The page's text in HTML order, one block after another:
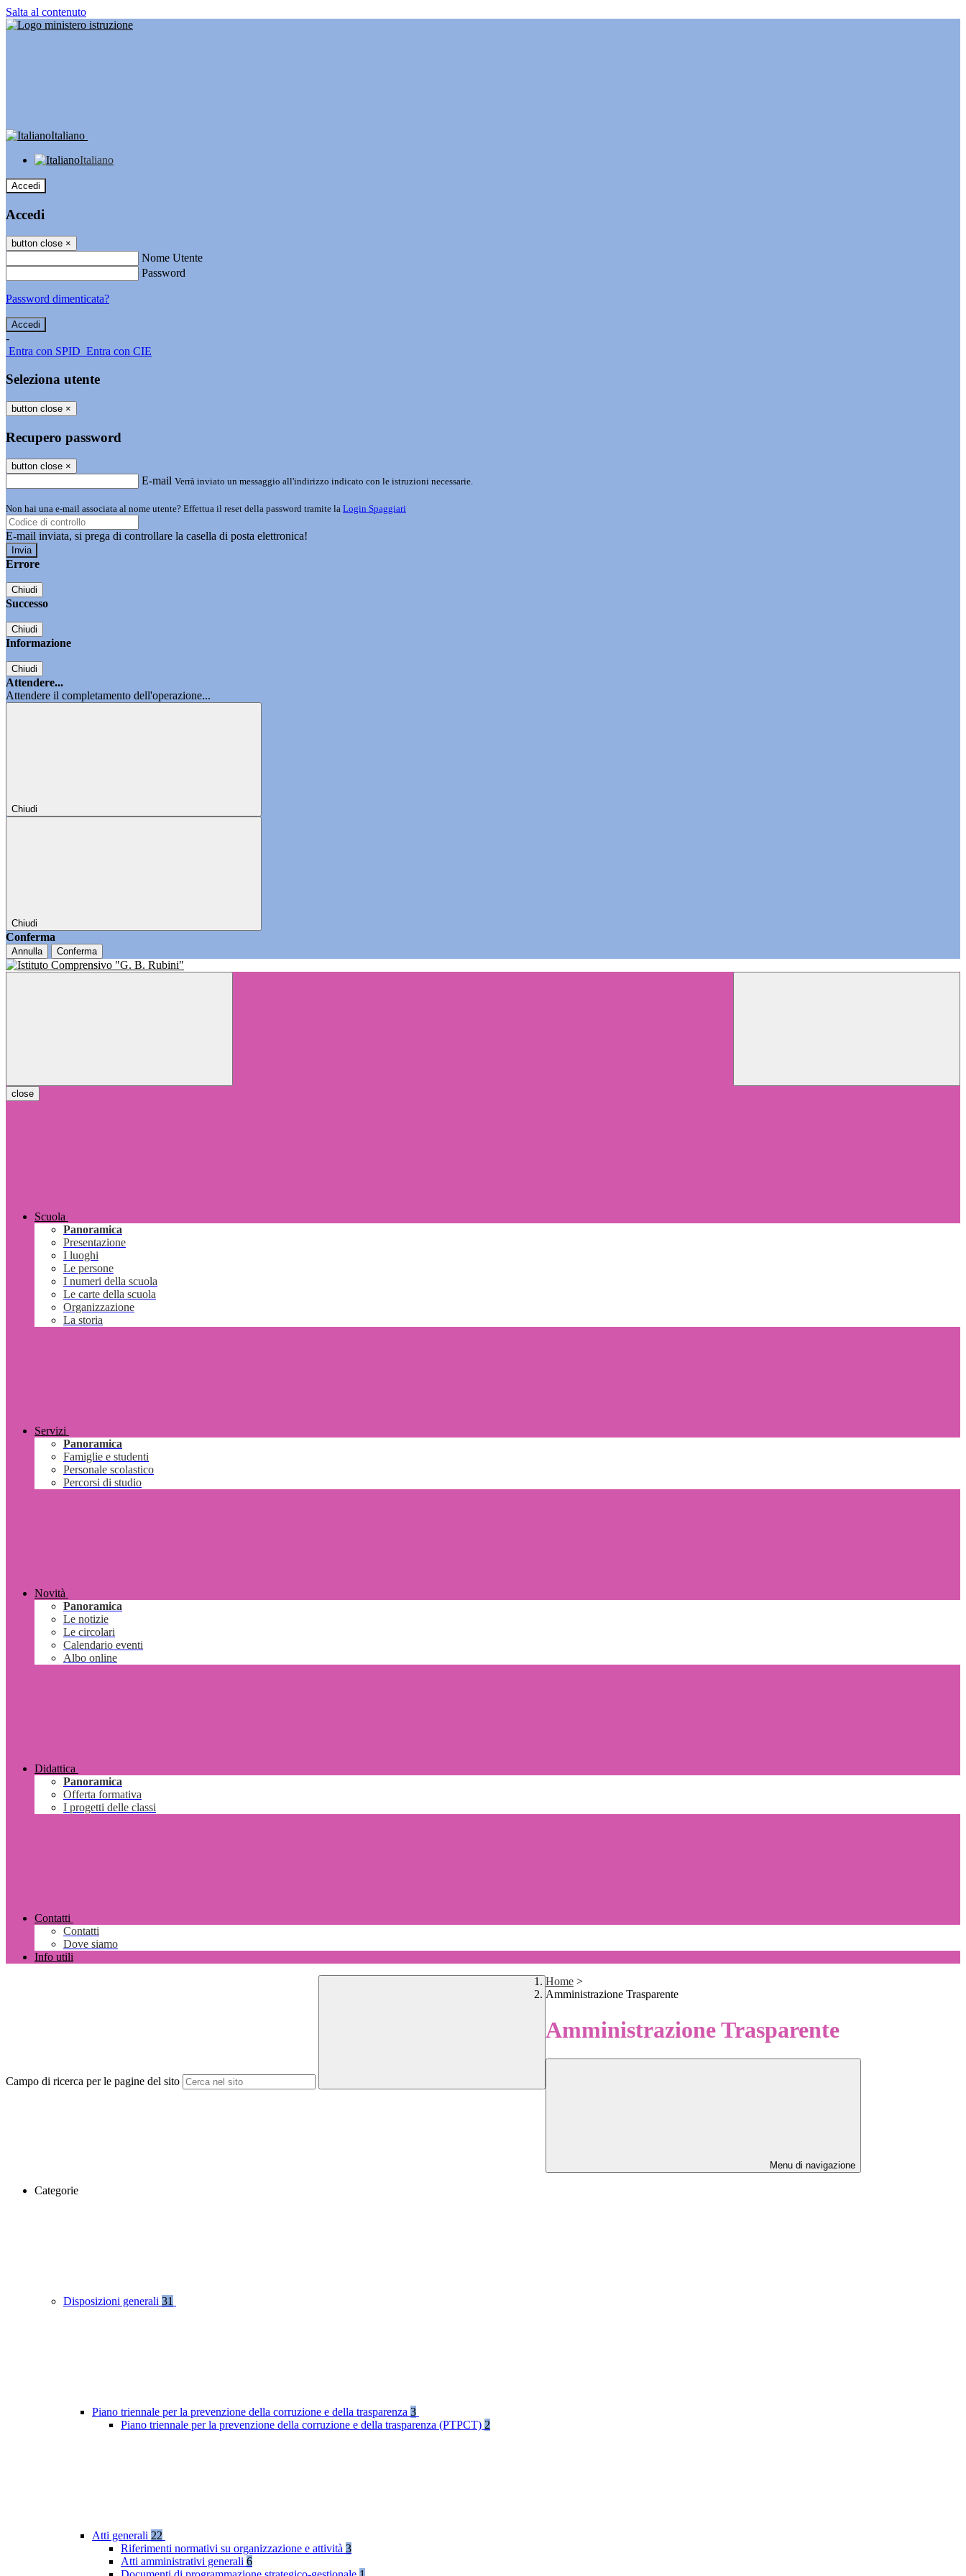
Salta al contenuto
Italiano
Italiano
Accedi
Accedi
button close ×
Nome Utente
Password
Password dimenticata?
-
Entra con SPID Entra con CIE
Seleziona utente
button close ×
Recupero password
button close ×
E-mail Verrà inviato un messaggio all'indirizzo indicato con le istruzioni necessarie.
Non hai una e-mail associata al nome utente? Effettua il reset della password tramite la Login Spaggiari
E-mail inviata, si prega di controllare la casella di posta elettronica!
Errore
Chiudi
Successo
Chiudi
Informazione
Chiudi
Attendere...
Attendere il completamento dell'operazione...
Chiudi
Chiudi
Conferma
Annulla Conferma
close
Scuola
Panoramica
Presentazione
I luoghi
Le persone
I numeri della scuola
Le carte della scuola
Organizzazione
La storia
Servizi
Panoramica
Famiglie e studenti
Personale scolastico
Percorsi di studio
Novità
Panoramica
Le notizie
Le circolari
Calendario eventi
Albo online
Didattica
Panoramica
Offerta formativa
I progetti delle classi
Contatti
Contatti
Dove siamo
Info utili
Campo di ricerca per le pagine del sito
Home >
Amministrazione Trasparente
Amministrazione Trasparente
Menu di navigazione
Categorie
Disposizioni generali 31
Piano triennale per la prevenzione della corruzione e della trasparenza 3
Piano triennale per la prevenzione della corruzione e della trasparenza (PTPCT) 2
Atti generali 22
Riferimenti normativi su organizzazione e attività 3
Atti amministrativi generali 6